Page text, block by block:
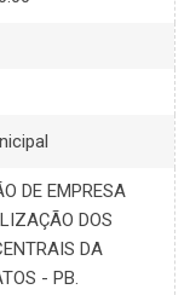
DE EMPRESA
DOS
DA
- PB.